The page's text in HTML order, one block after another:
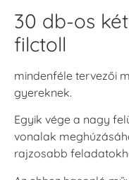
30 db-os
filctoll
mindenféle tervezői
gyereknek.
Egyik vége a nagy
vonalak
rajzosabb